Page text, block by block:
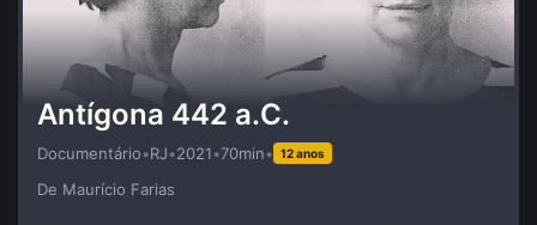
Antígona 442 a.C.
Documentário•RJ•2021•70min• 12 anos
De Maurí­cio Farias